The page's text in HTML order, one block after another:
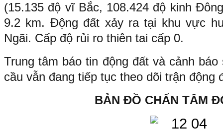
(15.135 độ vĩ Bắc, 108.424 độ kinh
9.2 km. Động đất xảy ra tại khu vực
Ngãi. Cấp độ rủi ro thiên tai cấp 0.
Trung tâm báo tin động đất và cảnh
cầu vẫn đang tiếp tục theo dõi trận động
BẢN ĐỒ CHẤN TÂM